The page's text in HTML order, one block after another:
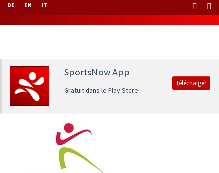
DE EN IT
SportsNow App
Gratuit dans le Play Store
Télécharger